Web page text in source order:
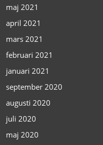
maj 2021
april 2021
mars 2021
februari 2021
januari 2021
september 2020
augusti 2020
juli 2020
maj 2020